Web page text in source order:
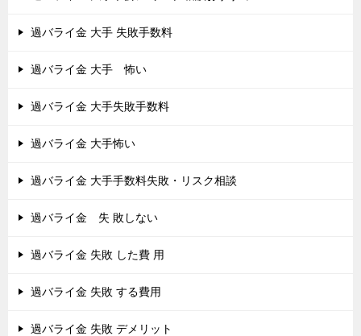
過バライ金 大手 失敗手数料
過バライ金 大手 怖い
過バライ金 大手失敗手数料
過バライ金 大手怖い
過バライ金 大手手数料失敗・リスク相談
過バライ金 失 敗しない
過バライ金 失敗 した費 用
過バライ金 失敗 する費用
過バライ金 失敗 デメリット